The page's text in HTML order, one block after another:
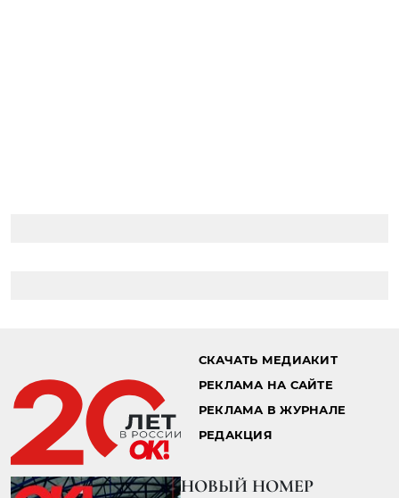
СКАЧАТЬ МЕДИАКИТ
РЕКЛАМА НА САЙТЕ
РЕКЛАМА В ЖУРНАЛЕ
РЕДАКЦИЯ
НОВЫЙ НОМЕР